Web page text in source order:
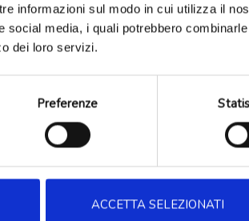
informazioni sul modo in cui utilizza il
social media, i quali potrebbero
dei loro servizi.
Preferenze
ACCETTA SELEZIONATI